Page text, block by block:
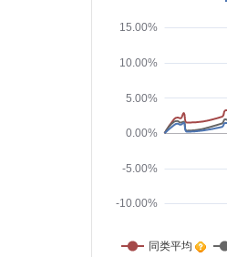
-10.00%
-5.00%
0.00%
5.00%
10.00%
15.00%
同类平均